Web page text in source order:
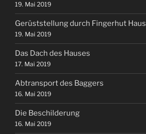
19. Mai 2019
Gerüststellung durch Fingerhut Haus
19. Mai 2019
Das Dach des Hauses
17. Mai 2019
Abtransport des Baggers
16. Mai 2019
Die Beschilderung
16. Mai 2019